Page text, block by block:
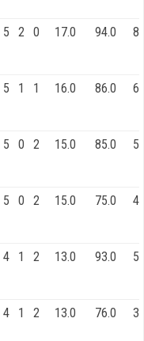
5 2 0 17.0 94.0
5 1 1 16.0 86.0
5 0 2 15.0 85.0
5 0 2 15.0 75.0
4 1 2 13.0 93.0
4 1 2 13.0 76.0